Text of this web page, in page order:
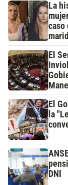
La
caso
El
El
la
DNI